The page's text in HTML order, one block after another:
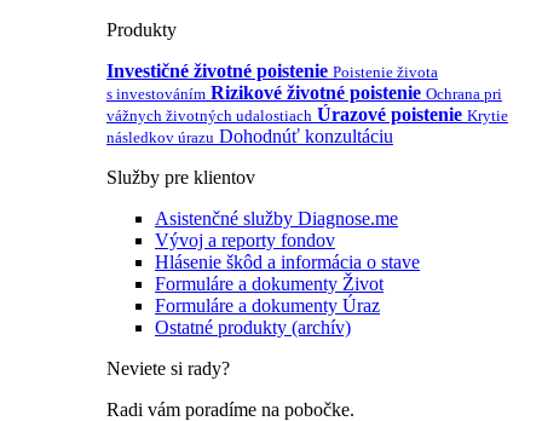
Produkty
Investičné životné poistenie Poistenie života
s investováním Rizikové životné poistenie Ochrana pri
vážnych životných udalostiach Úrazové poistenie Krytie
následkov úrazu Dohodnúť konzultáciu
Služby pre klientov
Asistenčné služby Diagnose.me
Vývoj a reporty fondov
Hlásenie škôd a informácia o stave
Formuláre a dokumenty Život
Formuláre a dokumenty Úraz
Ostatné produkty (archív)
Neviete si rady?
Radi vám poradíme na pobočke.